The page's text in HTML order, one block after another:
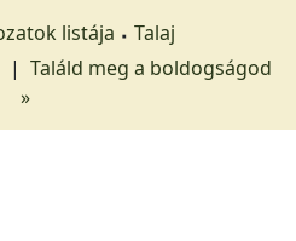
listája
Talaj
| Találd meg a boldogságod
»